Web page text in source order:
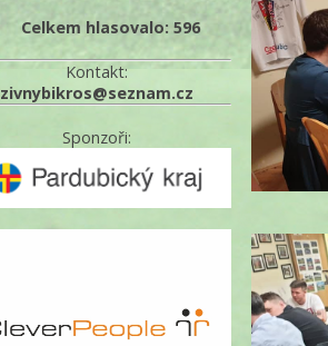
Celkem hlasovalo: 596
Kontakt:
zivnybikros@seznam.cz
Sponzoři: